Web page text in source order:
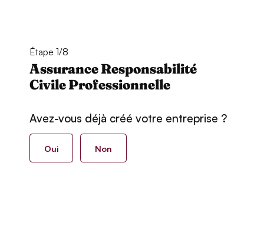
Étape 1/8
Assurance Responsabilité
Civile Professionnelle
Avez-vous déjà créé votre entreprise ?
Oui Non